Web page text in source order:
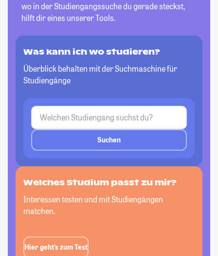
wo in der Studiengangssuche du gerade steckst,
hilft dir eines unserer Tools.
Was kann ich wo studieren?
Überblick behalten mit der Suchmaschine für
Studiengänge
Suchen
Welches Studium passtzu mir?
Interessen testen und mit Studiengängen
matchen.
Hier geht’s zum Test